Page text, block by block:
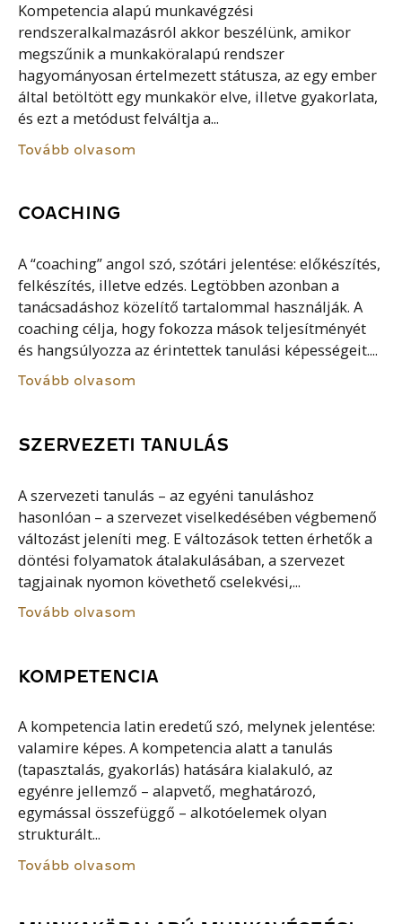
Kompetencia alapú munkavégzési
rendszeralkalmazásról akkor beszélünk, amikor
megszűnik a munkaköralapú rendszer
hagyományosan értelmezett státusza, az egy ember
által betöltött egy munkakör elve, illetve gyakorlata,
és ezt a metódust felváltja a...
Tovább olvasom
COACHING
A “coaching” angol szó, szótári jelentése: előkészítés,
felkészítés, illetve edzés. Legtöbben azonban a
tanácsadáshoz közelítő tartalommal használják. A
coaching célja, hogy fokozza mások teljesítményét
és hangsúlyozza az érintettek tanulási képességeit....
Tovább olvasom
SZERVEZETI TANULÁS
A szervezeti tanulás – az egyéni tanuláshoz
hasonlóan – a szervezet viselkedésében végbemenő
változást jeleníti meg. E változások tetten érhetők a
döntési folyamatok átalakulásában, a szervezet
tagjainak nyomon követhető cselekvési,...
Tovább olvasom
KOMPETENCIA
A kompetencia latin eredetű szó, melynek jelentése:
valamire képes. A kompetencia alatt a tanulás
(tapasztalás, gyakorlás) hatására kialakuló, az
egyénre jellemző – alapvető, meghatározó,
egymással összefüggő – alkotóelemek olyan
strukturált...
Tovább olvasom